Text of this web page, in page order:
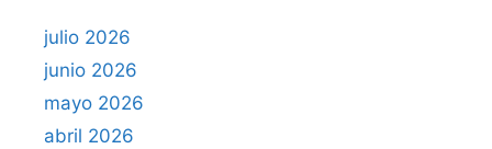
julio 2026
junio 2026
mayo 2026
abril 2026